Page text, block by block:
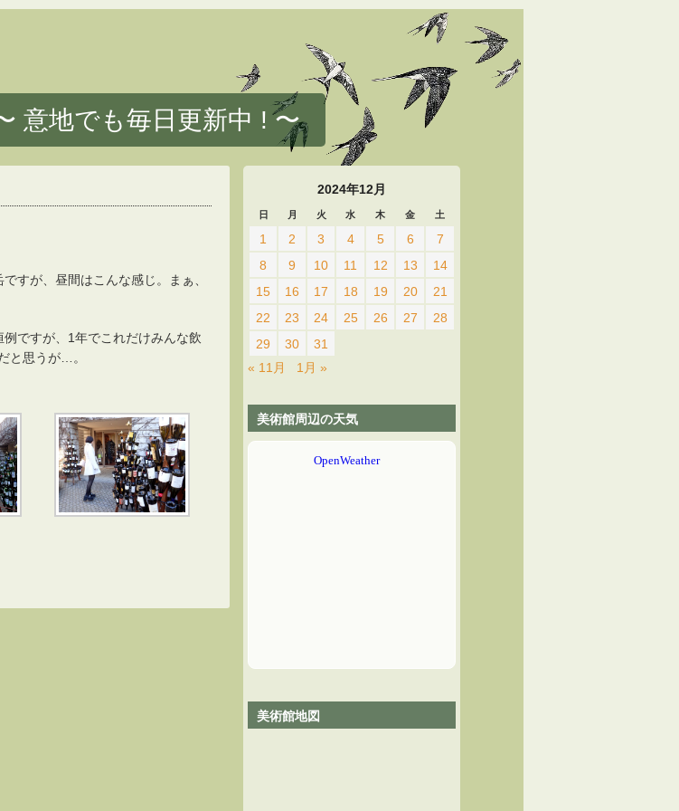
意地でも毎日更新中 ! 〜
すが、昼間はこんな感じ。まぁ、
ですが、1年でこれだけみんな飲
と思うが…。
2024年12月
日 月 火 水 木 金 土
1 2 3 4 5 6
7
8
9 10 11 12 13
14
15
16 17 18 19 20
21
22
23 24 25 26 27
28
29
30
31
« 11月
1月 »
美術館周辺の天気
美術館地図